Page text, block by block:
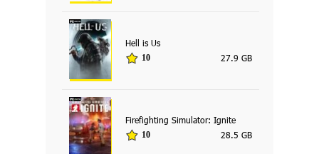
Hell is Us
10 27.9 GB
Firefighting Simulator: Ignite
10 28.5 GB